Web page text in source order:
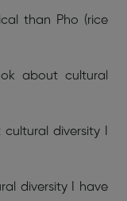
than Pho (rice
about cultural
diversity I
diversity I have